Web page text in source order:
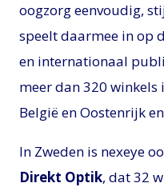
oogzorg eenvoudig,
speelt daarmee in op
en internationaal
meer dan 320
België en Oostenrijk
In Zweden is nexeye
Direkt Optik, dat 32